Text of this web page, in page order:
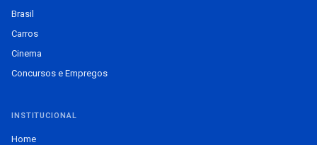
Brasil
Carros
Cinema
Concursos e Empregos
INSTITUCIONAL
Home